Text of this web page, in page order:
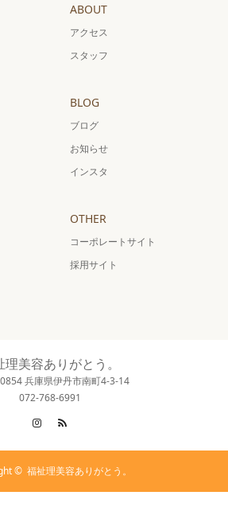
ABOUT
アクセス
スタッフ
BLOG
ブログ
お知らせ
インスタ
OTHER
コーポレートサイト
採用サイト
理美容ありがとう。
兵庫県伊丹市南町4-3-14
072-768-6991
Instagram
© 福祉理美容ありがとう。